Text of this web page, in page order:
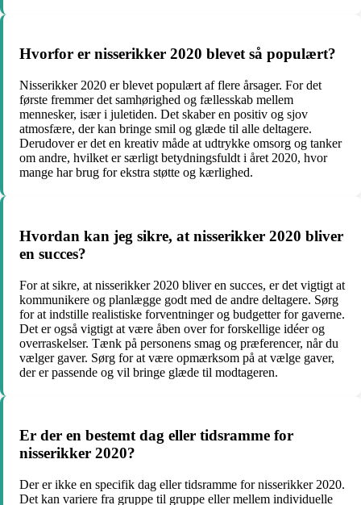
Hvorfor er nisserikker 2020 blevet så populært?
Nisserikker 2020 er blevet populært af flere årsager. For det
første fremmer det samhørighed og fællesskab mellem
mennesker, især i juletiden. Det skaber en positiv og sjov
atmosfære, der kan bringe smil og glæde til alle deltagere.
Derudover er det en kreativ måde at udtrykke omsorg og tanker
om andre, hvilket er særligt betydningsfuldt i året 2020, hvor
mange har brug for ekstra støtte og kærlighed.
Hvordan kan jeg sikre, at nisserikker 2020 bliver
en succes?
For at sikre, at nisserikker 2020 bliver en succes, er det vigtigt at
kommunikere og planlægge godt med de andre deltagere. Sørg
for at indstille realistiske forventninger og budgetter for gaverne.
Det er også vigtigt at være åben over for forskellige idéer og
overraskelser. Tænk på personens smag og præferencer, når du
vælger gaver. Sørg for at være opmærksom på at vælge gaver,
der er passende og vil bringe glæde til modtageren.
Er der en bestemt dag eller tidsramme for
nisserikker 2020?
Der er ikke en specifik dag eller tidsramme for nisserikker 2020.
Det kan variere fra gruppe til gruppe eller mellem individuelle